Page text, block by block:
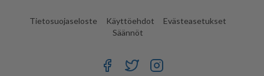
Tietosuojaseloste Käyttöehdot
Evästeasetukset
Säännöt